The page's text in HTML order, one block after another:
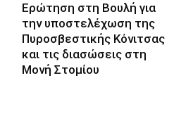
Ερώτηση στη Βουλή για
την υποστελέχωση της
Πυροσβεστικής Κόνιτσας
και τις διασώσεις στη
Μονή Στομίου